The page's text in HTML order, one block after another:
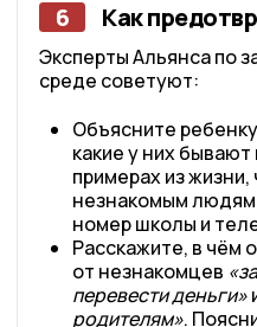
6 Как
Эксперты Альянса по
среде советуют:
Объясните
какие у них
примерах из
незнакомым
номер школы и
Расскажите, в чём
от незнакомцев
перевести деньги»
родителям».